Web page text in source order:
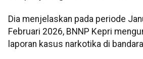
Dia menjelaskan pada periode
Februari 2026, BNNP Kepri
laporan kasus narkotika di